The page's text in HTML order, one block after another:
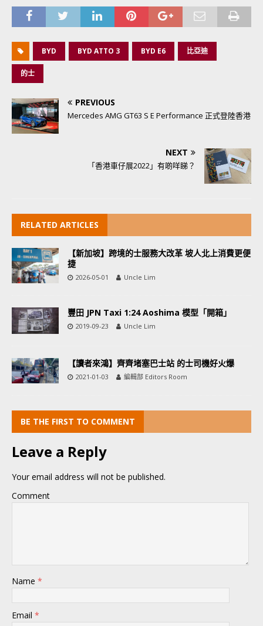
BYD BYD ATTO 3 BYD E6 比亞迪
的士
PREVIOUS
Mercedes AMG GT63 S E Performance 正式登陸香港
NEXT
「香港車仔展2022」有啲咩睇？
RELATED ARTICLES
【新加坡】跨境的士服務大改革 坡人北上消費更便
捷
2026-05-01 Uncle Lim
豐田 JPN Taxi 1:24 Aoshima 模型「開箱」
2019-09-23 Uncle Lim
【讀者來鴻】齊齊堵塞巴士站 的士司機好火爆
2021-01-03 編輯部 Editors Room
BE THE FIRST TO COMMENT
Leave a Reply
Your email address will not be published.
Comment
Name *
Email *